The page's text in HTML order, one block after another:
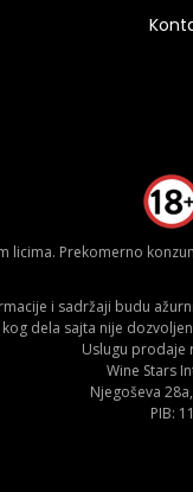
licima. Prekomerno
i sadržaji budu
dela sajta nije
Uslugu prodaje
Wine Stars
Njegoševa
PIB: